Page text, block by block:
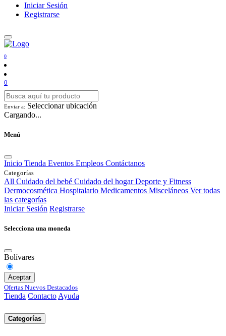
Iniciar Sesión
Registrarse
0
0
Enviar a: Seleccionar ubicación
Cargando...
Menú
Inicio Tienda Eventos Empleos Contáctanos
Categorías
All Cuidado del bebé Cuidado del hogar Deporte y Fitness
Dermocosmética Hospitalario Medicamentos Misceláneos Ver todas
las categorías
Iniciar Sesión Registrarse
Selecciona una moneda
Bolívares
Aceptar
Ofertas Nuevos Destacados
Tienda Contacto Ayuda
Categorías